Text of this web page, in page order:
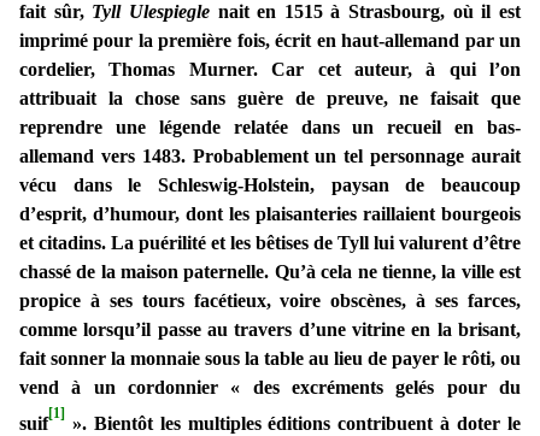
fait sûr, Tyll Ulespieglenait en 1515 à Strasbourg, où il est
imprimé pour la première fois, écrit en haut-allemand par un
cordelier, Thomas Murner. Car cet auteur, à qui l’on
attribuait la chose sans guère de preuve, ne faisait que
reprendre une légende relatée dans un recueil en bas-
allemand vers 1483. Probablement un tel personnage aurait
vécu dans le Schleswig-Holstein, paysan de beaucoup
d’esprit, d’humour, dont les plaisanteries raillaient bourgeois
et citadins. La puérilité et les bêtises de Tyll lui valurent d’être
chassé de la maison paternelle. Qu’à cela ne tienne, la ville est
propice à ses tours facétieux, voire obscènes, à ses farces,
comme lorsqu’il passe au travers d’une vitrine en la brisant,
fait sonner la monnaie sous la table au lieu de payer le rôti, ou
vend à un cordonnier « des excréments gelés pour du
suif[1] ». Bientôt les multiples éditions contribuent à doter le